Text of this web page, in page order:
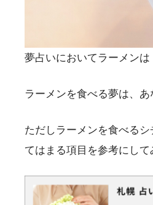
夢占いにおいてラーメンは
ラーメンを食べる夢は、あ
ただしラーメンを食べる
てはまる項目を参考にして